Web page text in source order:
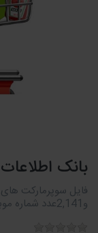
بانک
و2,141عدد شماره موبایل میشود.